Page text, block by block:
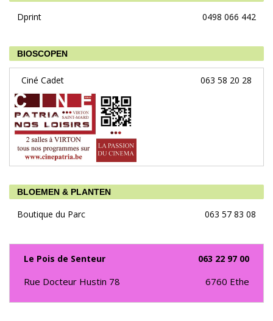
Dprint 0498 066 442
BIOSCOPEN
Ciné Cadet 063 58 20 28
BLOEMEN & PLANTEN
Boutique du Parc 063 57 83 08
Le Pois de Senteur 063 22 97 00
Rue Docteur Hustin 78 6760 Ethe